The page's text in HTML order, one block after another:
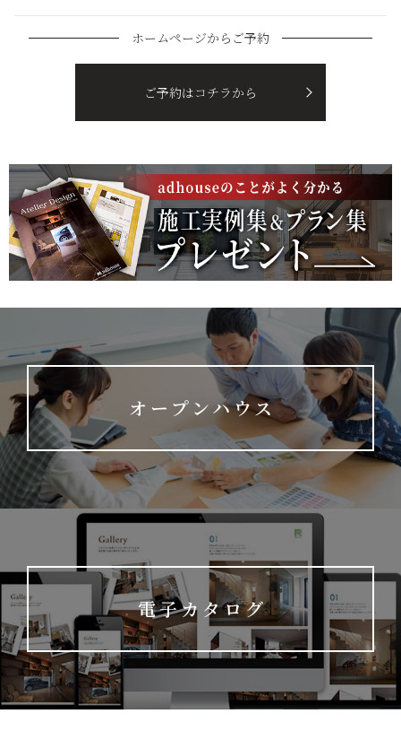
ホームページからご予約
ご予約はコチラから
オープンハウス
電子カタログ